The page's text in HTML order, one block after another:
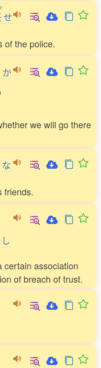
せ
of the police.
か
we will go there
な
friends.
certain association
of breach of trust.